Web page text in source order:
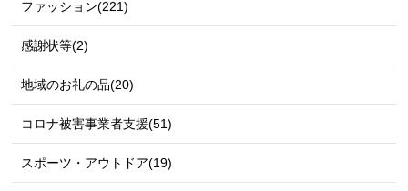
ファッション(221)
感謝状等(2)
地域のお礼の品(20)
コロナ被害事業者支援(51)
スポーツ・アウトドア(19)